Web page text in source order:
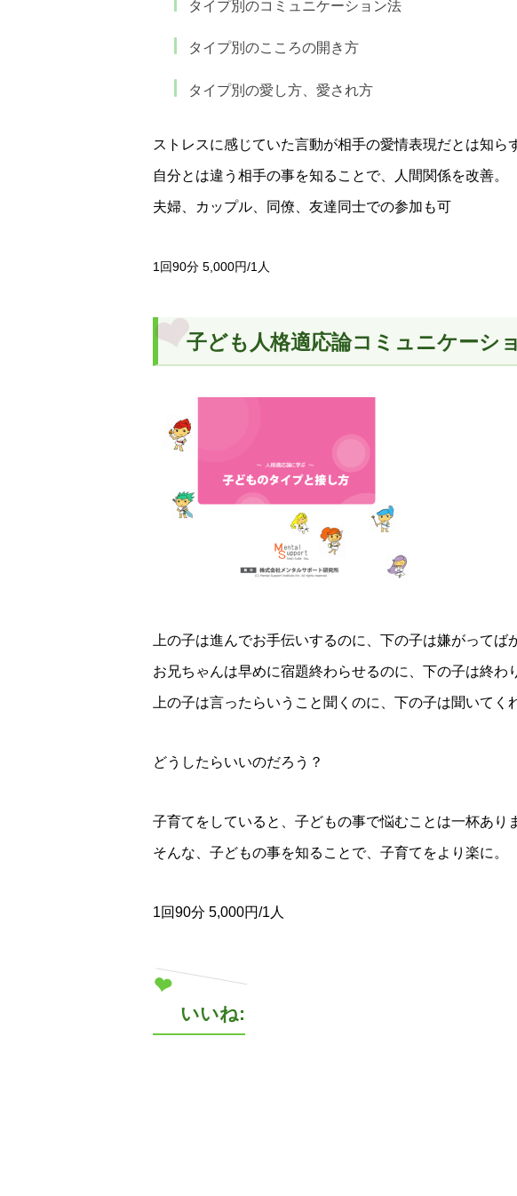
タイプ別のコミュニケーション法
タイプ別のこころの開き方
タイプ別の愛し方、愛され方
ストレスに感じていた言動が相手の愛情表現だとは知ら
自分とは違う相手の事を知ることで、人間関係を改善。
夫婦、カップル、同僚、友達同士での参加も可
1回90分 5,000円/1人
子ども人格適応論コミュニケーシ
上の子は進んでお手伝いするのに、下の子は嫌がってば
お兄ちゃんは早めに宿題終わらせるのに、下の子は終わ
上の子は言ったらいうこと聞くのに、下の子は聞いてく
どうしたらいいのだろう？
子育てをしていると、子どもの事で悩むことは一杯あり
そんな、子どもの事を知ることで、子育てをより楽に。
1回90分 5,000円/1人
いいね: